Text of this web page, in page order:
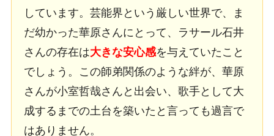
しています。芸能界という厳しい世界で、ま
だ幼かった華原さんにとって、ラサール石井
さんの存在は大きな安心感を与えていたこと
でしょう。この師弟関係のような絆が、華原
さんが小室哲哉さんと出会い、歌手として大
成するまでの土台を築いたと言っても過言で
はありません。